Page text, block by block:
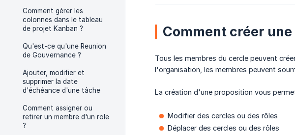
Comment gérer les
colonnes dans le tableau
de projet Kanban ?
Qu'est-ce qu'une Reunion
de Gouvernance ?
Ajouter, modifier et
supprimer la date
d'échéance d'une tâche
Comment assigner ou
retirer un membre d'un role
?
Comment créer
Tous les membres du cercle peuvent
l'organisation, les membres peuvent
La création d'une proposition vous
Modifier des cercles ou des rôles
Déplacer des cercles ou des rôles